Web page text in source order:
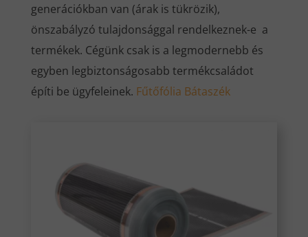
generációkban van (árak is tükrözik),
önszabályzó tulajdonsággal rendelkeznek-e a
termékek. Cégünk csak is a legmodernebb és
egyben legbiztonságosabb termékcsaládot
építi be ügyfeleinek. Fűtőfólia Bátaszék